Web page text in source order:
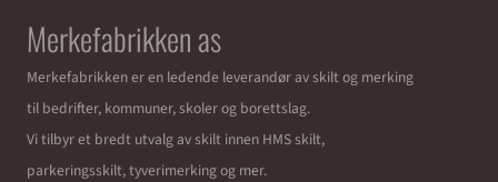
Merkefabrikken as
Merkefabrikken er en ledende leverandør av skilt og merking
til bedrifter, kommuner, skoler og borettslag.
Vi tilbyr et bredt utvalg av skilt innen HMS skilt,
parkeringsskilt, tyverimerking og mer.